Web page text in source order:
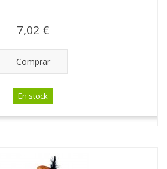
7,02 €
Comprar
En stock